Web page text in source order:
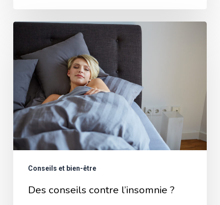
contre
l’insomnie
Conseils et bien-être
Des conseils contre l’insomnie ?